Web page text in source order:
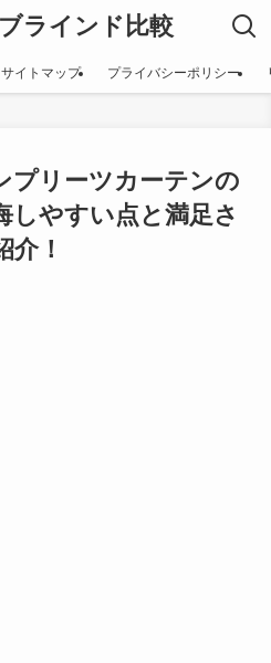
ラインド比較
サイトマップ プライバシーポリシー
プリーツカーテンの
しやすい点と満足さ
介！